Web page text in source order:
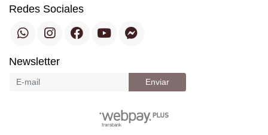
Redes Sociales
Newsletter
Enviar